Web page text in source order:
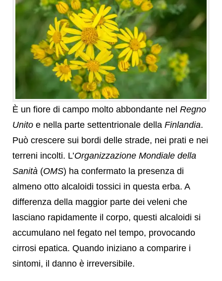
È un fiore di campo molto abbondante nel Regno
Unito e nella parte settentrionale della Finlandia.
Può crescere sui bordi delle strade, nei prati e nei
terreni incolti. L’Organizzazione Mondiale della
Sanità (OMS) ha confermato la presenza di
almeno otto alcaloidi tossici in questa erba. A
differenza della maggior parte dei veleni che
lasciano rapidamente il corpo, questi alcaloidi si
accumulano nel fegato nel tempo, provocando
cirrosi epatica. Quando iniziano a comparire i
sintomi, il danno è irreversibile.